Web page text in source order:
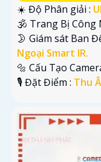
☀️ Độ Phân giải :
🕉️ Trang Bị Công
🌛 Giám sát Ban
Ngoại Smart IR.
🔩 Cấu Tạo
️🎙 Đặt Điểm : Thu